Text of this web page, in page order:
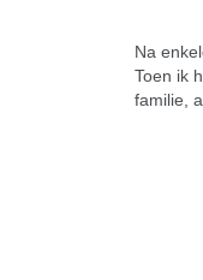
Na
Toen ik
familie,